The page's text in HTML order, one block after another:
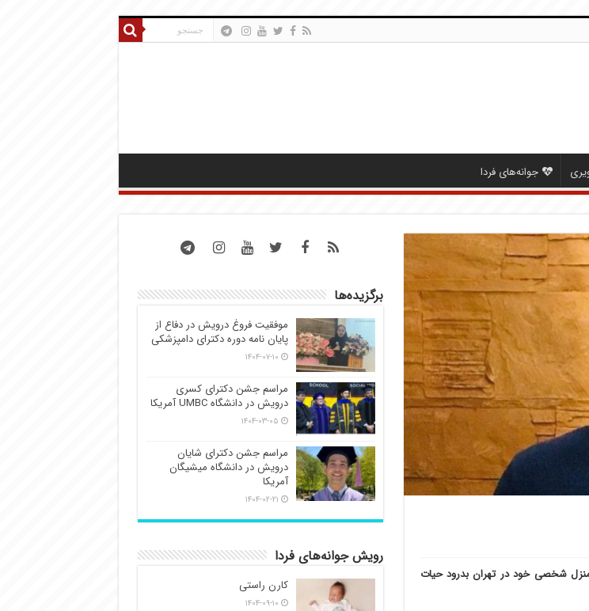
جوانه‌های فردا
بر اثر بیماری در منزل شخصی خود در تهران بدرود حیات
برگزیده‌ها
موفقیت فروغ درویش در دفاع از
پایان نامه دوره دکترای دامپزشکی
۱۴۰۴-۰۷-۱۰
مراسم جشن دکترای کسری
درویش در دانشگاه UMBC آمریکا
۱۴۰۴-۰۳-۰۵
مراسم جشن دکترای شایان
درویش در دانشگاه میشیگان
آمریکا
۱۴۰۴-۰۲-۲۱
رویش جوانه‌های فردا
کارن راستی
۱۴۰۴-۰۹-۱۰